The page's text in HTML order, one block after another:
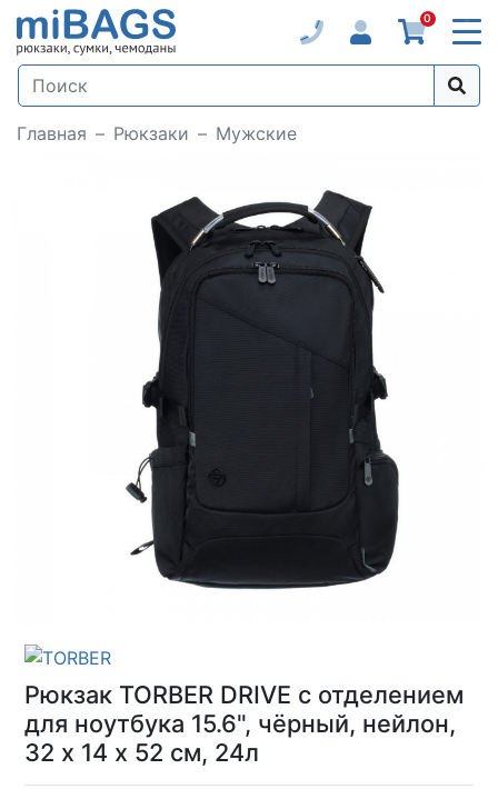
0
Главная Рюкзаки Мужские
Рюкзак TORBER DRIVE с отделением
для ноутбука 15.6", чёрный, нейлон,
32 х 14 х 52 см, 24л